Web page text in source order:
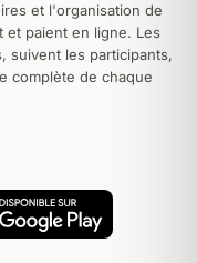
et l'organisation de
et paient en ligne. Les
suivent les participants,
complète de chaque